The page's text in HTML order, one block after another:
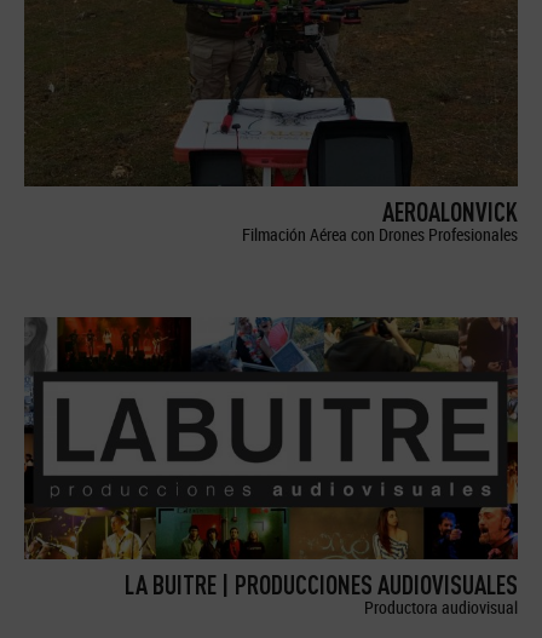
AEROALONVICK
Filmación Aérea con Drones Profesionales
LA BUITRE | PRODUCCIONES AUDIOVISUALES
Productora audiovisual